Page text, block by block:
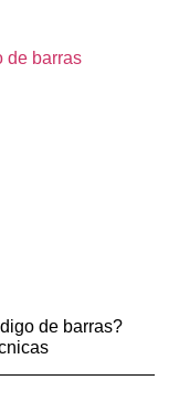
de barras?